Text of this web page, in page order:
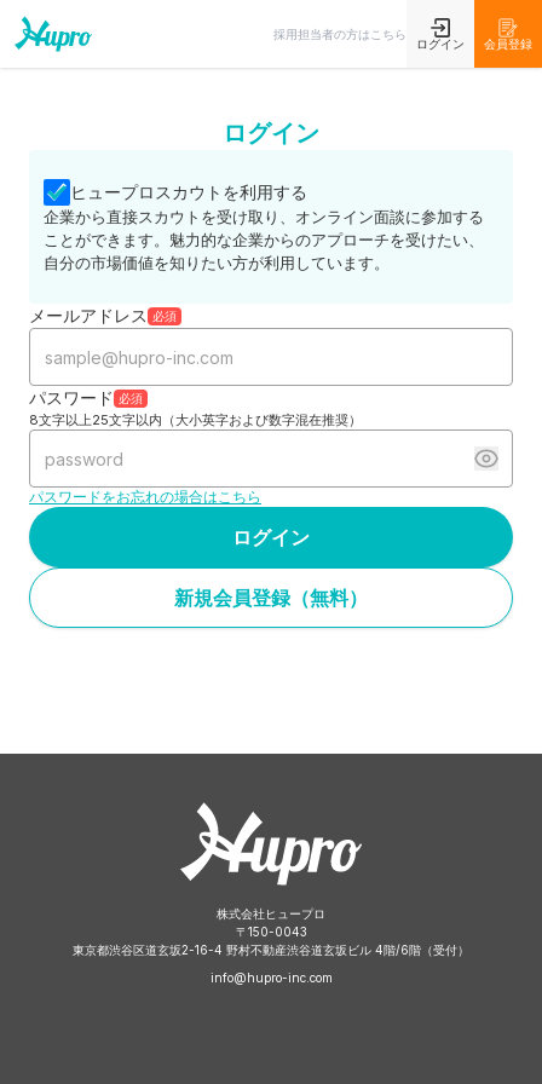
採用担当者の方はこちら
ログイン 会員登録
ログイン
ヒュープロスカウトを利用する
企業から直接スカウトを受け取り、オンライン面談に参加する
ことができます。魅力的な企業からのアプローチを受けたい、
自分の市場価値を知りたい方が利用しています。
メールアドレス 必須
パスワード 必須
8文字以上25文字以内（大小英字および数字混在推奨）
パスワードをお忘れの場合はこちら
ログイン
新規会員登録（無料）
株式会社ヒュープロ
〒 150-0043
東京都渋谷区道玄坂2-16-4 野村不動産渋谷道玄坂ビル 4階/6階（受付）
info@hupro-inc.com